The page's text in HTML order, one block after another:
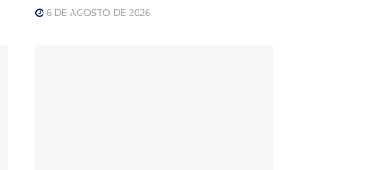
6 DE AGOSTO DE 2026